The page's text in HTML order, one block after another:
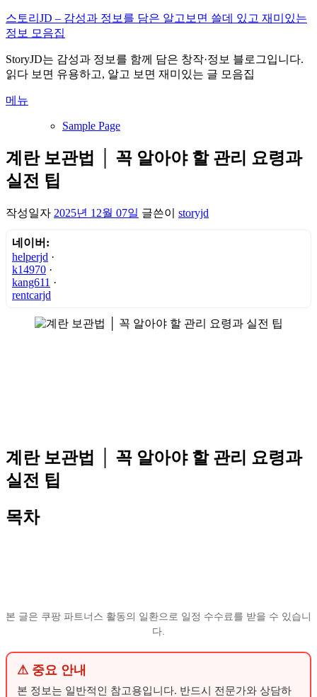
내
용
로
바
가
스토리JD – 감성과 정보를 담은 알고보면 쓸데 있고 재미있는
정보 모음집
StoryJD는 감성과 정보를 함께 담은 창작·정보 블로그입니다.
읽다 보면 유용하고, 알고 보면 재미있는 글 모음집
메뉴
Sample Page
계란 보관법 │ 꼭 알아야 할 관리 요령과
실전 팁
작성일자 2025년 12월 07일 글쓴이 storyjd
네이버:
helperjd ·
k14970 ·
kang611 ·
rentcarjd
계란 보관법 │ 꼭 알아야 할 관리 요령과
실전 팁
목차
본 글은 쿠팡 파트너스 활동의 일환으로 일정 수수료를 받을 수 있습니
다.
⚠ 중요 안내
본 정보는 일반적인 참고용입니다. 반드시 전문가와 상담하